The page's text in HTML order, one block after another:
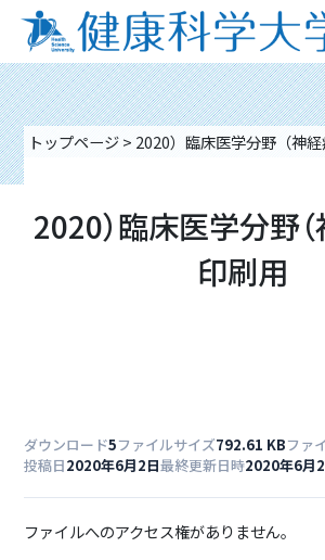
トップページ> 2020）臨床医学分野（神
2020）臨床医学分野
印刷用
ダウンロード5ファイルサイズ792.61 KBファ
投稿日2020年6月2日最終更新日時2020年6月
ファイルへのアクセス権がありません。